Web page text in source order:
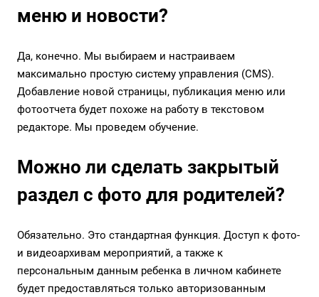
меню и новости?
Да, конечно. Мы выбираем и настраиваем
максимально простую систему управления (CMS).
Добавление новой страницы, публикация меню или
фотоотчета будет похоже на работу в текстовом
редакторе. Мы проведем обучение.
Можно ли сделать закрытый
раздел с фото для родителей?
Обязательно. Это стандартная функция. Доступ к фото-
и видеоархивам мероприятий, а также к
персональным данным ребенка в личном кабинете
будет предоставляться только авторизованным